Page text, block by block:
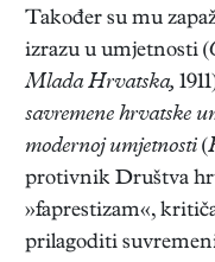
Također su mu
izrazu u umjetnosti (
Mlada Hrvatska,
savremene hrvatske
modernoj umjetnosti (
protivnik Društva
»faprestizam«,
prilagoditi